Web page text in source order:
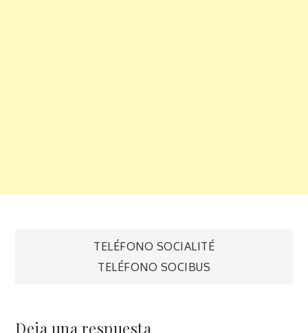
Navegación
TELÉFONO SOCIALITÉ
TELÉFONO SOCIBUS
Deja una respuesta